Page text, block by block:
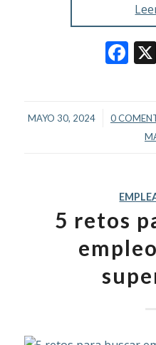
MAYO 30, 2024
/ 0 /
5 retos